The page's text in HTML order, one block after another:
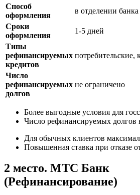
Способ
оформления
в отделении
Сроки
оформления
1-5 дней
Типы
рефинансируемых
кредитов
потребительские,
Число
рефинансируемых
долгов
не ограничено
Более выгодные условия для
Число рефинансируемых долгов
Для обычных клиентов
Повышенная ставка при отказе
2 место. МТС Банк
(Рефинансирование)